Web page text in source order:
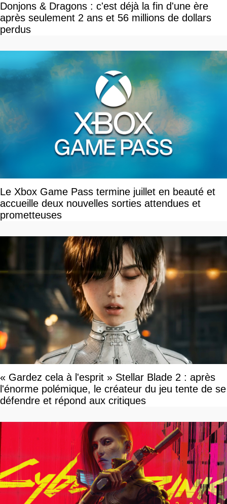
Donjons & Dragons : c'est déjà la fin d'une ère
après seulement 2 ans et 56 millions de dollars
perdus
Le Xbox Game Pass termine juillet en beauté et
accueille deux nouvelles sorties attendues et
prometteuses
« Gardez cela à l'esprit » Stellar Blade 2 : après
l'énorme polémique, le créateur du jeu tente de se
défendre et répond aux critiques